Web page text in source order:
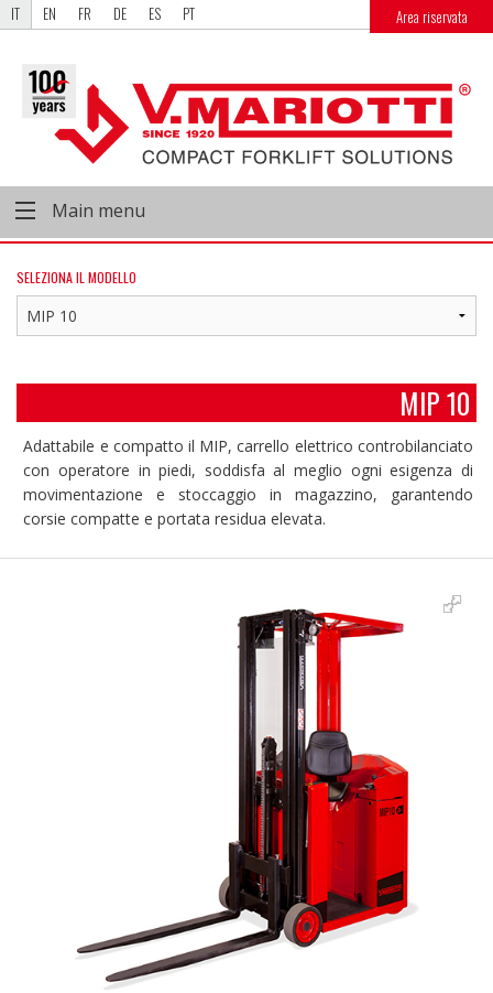
IT EN FR DE ES PT Area riservata
Main menu
SELEZIONA IL MODELLO
MIP 10
Adattabile e compatto il MIP, carrello elettrico controbilanciato
con operatore in piedi, soddisfa al meglio ogni esigenza di
movimentazione e stoccaggio in magazzino, garantendo
corsie compatte e portata residua elevata.